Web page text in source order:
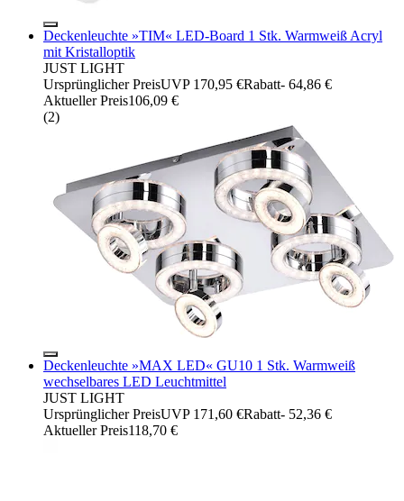
Deckenleuchte »TIM« LED-Board 1 Stk. Warmweiß Acryl
mit Kristalloptik
JUST LIGHT
Ursprünglicher PreisUVP 170,95 €Rabatt- 64,86 €
Aktueller Preis106,09 €
(2)
Deckenleuchte »MAX LED« GU10 1 Stk. Warmweiß
wechselbares LED Leuchtmittel
JUST LIGHT
Ursprünglicher PreisUVP 171,60 €Rabatt- 52,36 €
Aktueller Preis118,70 €